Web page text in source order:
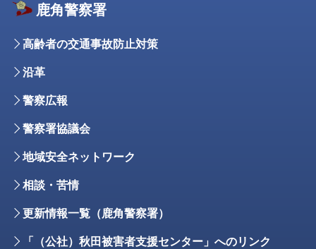
鹿角警察署
高齢者の交通事故防止対策
沿革
警察広報
警察署協議会
地域安全ネットワーク
相談・苦情
更新情報一覧（鹿角警察署）
「（公社）秋田被害者支援センター」へのリンク